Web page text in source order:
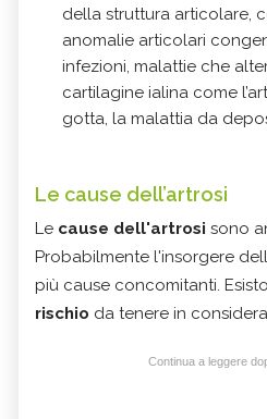
della struttura articolare,
anomalie articolari
infezioni, malattie che
cartilagine ialina come
gotta, la malattia da
Le cause dell’artrosi
Le cause dell'artrosi sono
Probabilmente l'insorgere
più cause concomitanti.
rischio da tenere in
Continua a leggere